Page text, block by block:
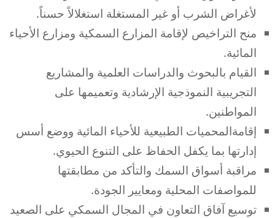
لأغراض الشرب أو غير المستغلة استغلالاً حسناً.
منح التراخيص لإقامة المزارع السمكية ومزارع الأحياء
المائية.
القيام بالبحوث والدراسات العلمية والمشاريع
التجريبية النموذجية الإرشادية وتعميمها على
المواطنين.
إقامةالمحميات الطبيعية للأحياء المائية ووضع أسس
إدارتها بما يكفل الحفاظ على التنوع الحيوي.
مراقبة أسواق السمك والتأكد من مطابقتها
للمواصفات المحلية ومعايير الجودة.
توسيع آفاق التعاون في المجال السمكي على الصعيد